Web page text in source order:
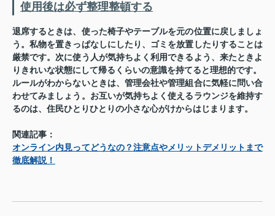
使用後は必ず整理整頓する
退席するときは、使った椅子やテーブルを元の位置に戻しましょ
う。私物を置きっぱなしにしたり、ゴミを放置したりすることは
厳禁です。次に使う人が気持ちよく利用できるよう、来たときよ
りきれいな状態にして帰るくらいの意識を持てると理想的です。
ルールがわからないときは、管理会社や管理組合に気軽に問い合
わせてみましょう。お互いが気持ちよく使えるラウンジを維持す
るのは、住民ひとりひとりの小さな心がけからはじまります。
関連記事：
オンライン内見ってどうなの？注意点やメリットデメリットまで
徹底解説！